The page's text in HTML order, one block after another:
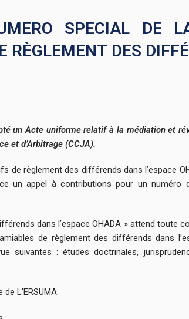
SPECIAL DE
RÈGLEMENT DES
un Acte uniforme relatif à la médiation et
et d’Arbitrage (CCJA).
règlement des différends dans l’espace
un appel à contributions pour un numéro
dans l’espace OHADA » attend toute
de règlement des différends dans
suivantes : études doctrinales,
L’ERSUMA.